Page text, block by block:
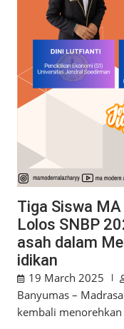
Tiga Siswa
Lolos SNBP
asah dalam
idikan
19 March 2025
Banyumas –
kembali